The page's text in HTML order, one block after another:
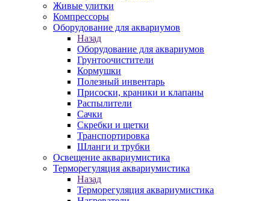
Живые улитки
Компрессоры
Оборудование для аквариумов
Назад
Оборудование для аквариумов
Грунтоочистители
Кормушки
Полезный инвентарь
Присоски, краники и клапаны
Распылители
Сачки
Скребки и щетки
Транспортировка
Шланги и трубки
Освещение аквариумистика
Терморегуляция аквариумистика
Назад
Терморегуляция аквариумистика